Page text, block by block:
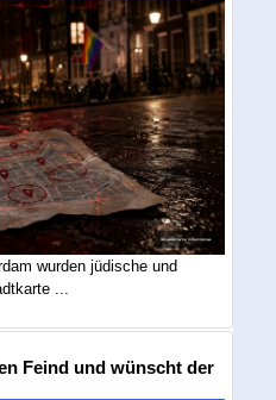
wurden jüdische und
...
Feind und wünscht der